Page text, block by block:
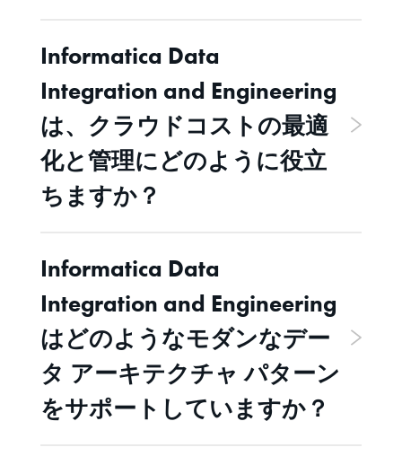
Informatica Data
Integration and Engineering
は、クラウドコストの最適
化と管理にどのように役立
ちますか？
Informatica Data
Integration and Engineering
はどのようなモダンなデー
タ アーキテクチャ パターン
をサポートしていますか？